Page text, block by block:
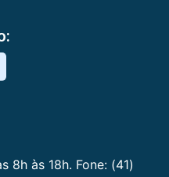
8h às 18h. Fone: (41)